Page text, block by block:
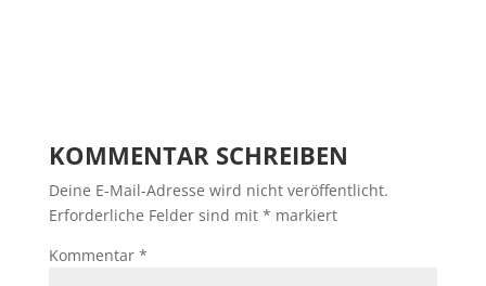
KOMMENTAR SCHREIBEN
Deine E-Mail-Adresse wird nicht veröffentlicht.
Erforderliche Felder sind mit * markiert
Kommentar *